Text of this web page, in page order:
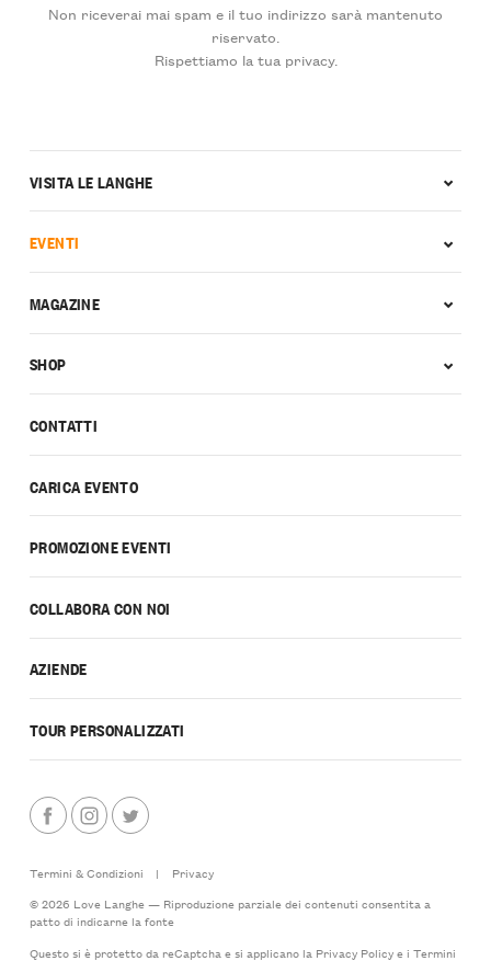
Non riceverai mai spam e il tuo indirizzo sarà mantenuto
riservato.
Rispettiamo la tua privacy.
CONTATTI
CARICA EVENTO
PROMOZIONE EVENTI
COLLABORA CON NOI
AZIENDE
TOUR PERSONALIZZATI
VISITA LE LANGHE
EVENTI
MAGAZINE
SHOP
Termini & Condizioni |
Privacy
© 2026 Love Langhe — Riproduzione parziale dei contenuti consentita a
patto di indicarne la fonte
Questo si è protetto da reCaptcha e si applicano la Privacy Policye i Termini